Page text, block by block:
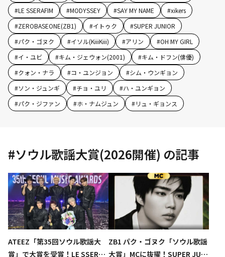
#LE SSERAFIM #MODYSSEY #SAY MY NAME #xikers
#ZEROBASEONE(ZB1) #イトゥク #SUPER JUNIOR
#パク・ゴヌク #イソル(KiiiKiii) #アリン #OH MY GIRL
#イ・ユビ #キム・ジェウォン(2001) #キム・ドフン(俳優)
#クォン・ナラ #コ・ユンジョン #シム・ウンギョン
#ソン・ジュンギ #チョ・ユリ #ハ・ユンギョン
#パク・ジファン #ホ・ナムジュン #リュ・ギョンス
#ソウル歌謡大賞(2026開催) の記事
ATEEZ「第35回ソウル歌謡大
賞」で大賞を受賞！LE SSERAF
ZB1 パク・ゴヌク「ソウル歌謡
大賞」MCに抜擢！SUPER JUNI